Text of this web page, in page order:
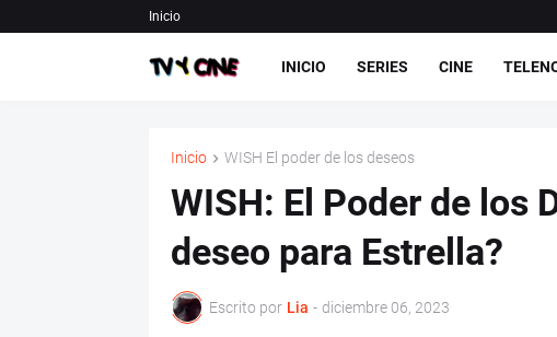
Inicio
INICIO SERIES CINE
Inicio WISH El poder de los deseos
WISH: El Poder de los
deseo para Estrella?
Escrito por Lia - diciembre 06, 2023